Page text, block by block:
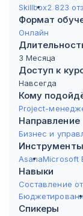
Skillbox2 823
Формат
Онлайн
3 Месяца
Доступ к
Навсегда
Кому
Project-
Направление
Бизнес и
Инструменты
AsanaMicrosoft
Навыки
Составление
Спикеры